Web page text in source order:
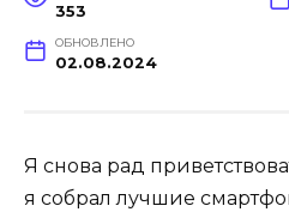
353
ОБНОВЛЕНО
02.08.2024
Я снова рад
я собрал лучшие